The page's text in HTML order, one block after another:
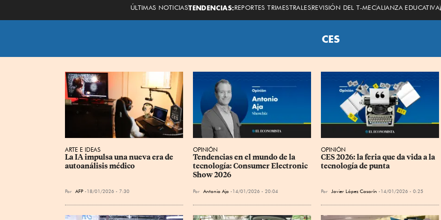
ÚLTIMAS NOTICIASTENDENCIAS:REPORTES TRIMESTRALESREVISIÓN DEL T-MECALIANZA EDUCATIVA
CES
ARTE E IDEAS
La IA impulsa una nueva era de
autoanálisis médico
Por AFP 18/01/2026 - 7:30
OPINIÓN
Tendencias en el mundo de la
tecnología: Consumer Electronic
Show 2026
Por Antonio Aja 14/01/2026 - 20:04
OPINIÓN
CES 2026: la feria que da vida a la
tecnología de punta
Por Javier López Casarín 14/01/2026 - 0:25